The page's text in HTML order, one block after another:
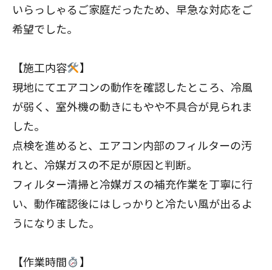
いらっしゃるご家庭だったため、早急な対応をご
希望でした。
【施工内容
】
現地にてエアコンの動作を確認したところ、冷風
が弱く、室外機の動きにもやや不具合が見られま
した。
点検を進めると、エアコン内部のフィルターの汚
れと、冷媒ガスの不足が原因と判断。
フィルター清掃と冷媒ガスの補充作業を丁寧に行
い、動作確認後にはしっかりと冷たい風が出るよ
うになりました。
【作業時間
】